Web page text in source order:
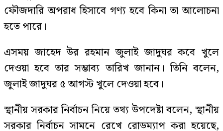
ফৌজদারি অপরাধ হিসাবে গণ্য হবে কিনা তা আলোচনা
হতে পারে।
এসময় জাহেদ উর রহমান জুলাই জাদুঘর কবে খুলে
দেওয়া হবে তার সম্ভাব্য তারিখ জানান। তিনি বলেন,
জুলাই জাদুঘর ৫ আগস্ট খুলে দেওয়া হবে।
স্থানীয় সরকার নির্বাচন নিয়ে তথ্য উপদেষ্টা বলেন, স্থানীয়
সরকার নির্বাচন সামনে রেখে রোডম্যাপ করা হয়েছে,